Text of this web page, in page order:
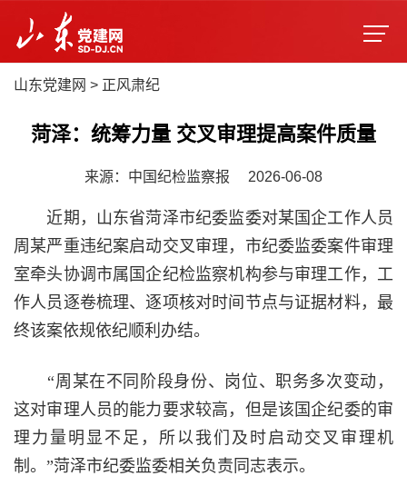
山东党建网 > 正风肃纪
菏泽：统筹力量 交叉审理提高案件质量
来源：中国纪检监察报 2026-06-08
近期，山东省菏泽市纪委监委对某国企工作人员
周某严重违纪案启动交叉审理，市纪委监委案件审理
室牵头协调市属国企纪检监察机构参与审理工作，工
作人员逐卷梳理、逐项核对时间节点与证据材料，最
终该案依规依纪顺利办结。
“周某在不同阶段身份、岗位、职务多次变动，
这对审理人员的能力要求较高，但是该国企纪委的审
理力量明显不足，所以我们及时启动交叉审理机
制。”菏泽市纪委监委相关负责同志表示。